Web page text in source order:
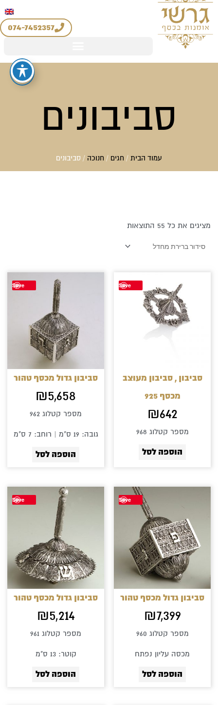
דילוג
לתוכן
074-7452357
סביבונים
עמוד הבית / חגים / חנוכה / סביבונים
מציגים את כל ⁦55⁩ התוצאות
Save
סביבון , סביבון מעוצב
מכסף 925
₪642
מספר קטלוג 968
הוספה לסל
Save
סביבון גדול מכסף טהור
₪5,658
מספר קטלוג 962
גובה: 19 ס"מ | רוחב: 7 ס"מ
הוספה לסל
Save
סביבון גדול מכסף טהור
₪7,399
מספר קטלוג 960
מכסה עליון נפתח
הוספה לסל
Save
סביבון גדול מכסף טהור
₪5,214
מספר קטלוג 961
קוטר: 13 ס"מ
הוספה לסל